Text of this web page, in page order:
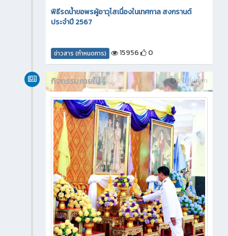
พิธีรดน้ำขอพรผู้อาวุโสเนื่องในเทศกาล สงกรานต์
ประจำปี 2567
ข่าวสาร (กำหนดการ) 15956 0
2 ปี ที่ผ่านมา
กิจกรรมภายใน